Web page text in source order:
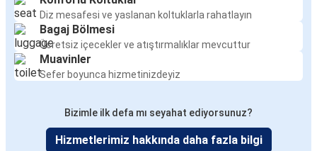
Diz mesafesi ve yaslanan koltuklarla rahatlayın
Bagaj Bölmesi
Ücretsiz içecekler ve atıştırmalıklar mevcuttur
Muavinler
Sefer boyunca hizmetinizdeyiz
Bizimle ilk defa mı seyahat ediyorsunuz?
Hizmetlerimiz hakkında daha fazla bilgi